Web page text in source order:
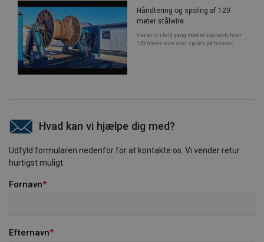
Håndtering og spoling af 120
meter stålwire
Her er vi i fuld gang med et spolejob, hvor
120 meter wire skal spoles på tromler.
Hvad kan vi hjælpe dig med?
Udfyld formularen nedenfor for at kontakte os. Vi vender retur
hurtigst muligt.